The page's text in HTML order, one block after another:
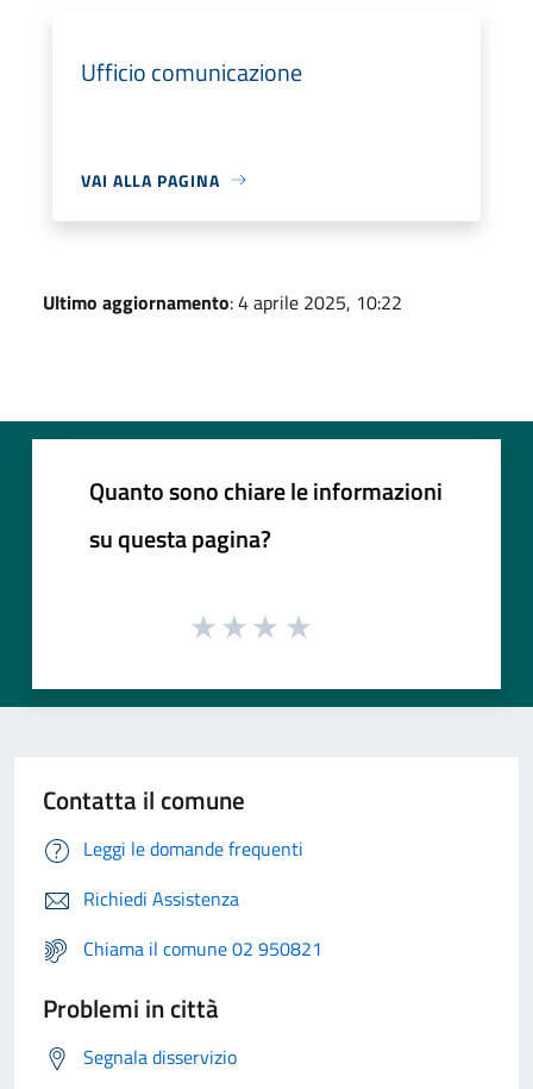
Ufficio comunicazione
VAI ALLA PAGINA
Ultimo aggiornamento: 4 aprile 2025, 10:22
Quanto sono chiare le informazioni
su questa pagina?
Contatta il comune
Leggi le domande frequenti
Richiedi Assistenza
Chiama il comune 02 950821
Problemi in città
Segnala disservizio